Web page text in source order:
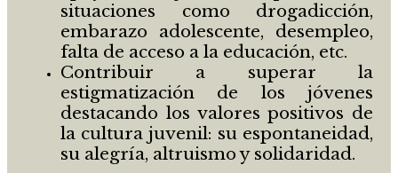
situaciones como drogadicción,
embarazo adolescente, desempleo,
falta de acceso a la educación, etc.
Contribuir a superar la
estigmatización de los jóvenes
destacando los valores positivos de
la cultura juvenil: su espontaneidad,
su alegría, altruismo y solidaridad.